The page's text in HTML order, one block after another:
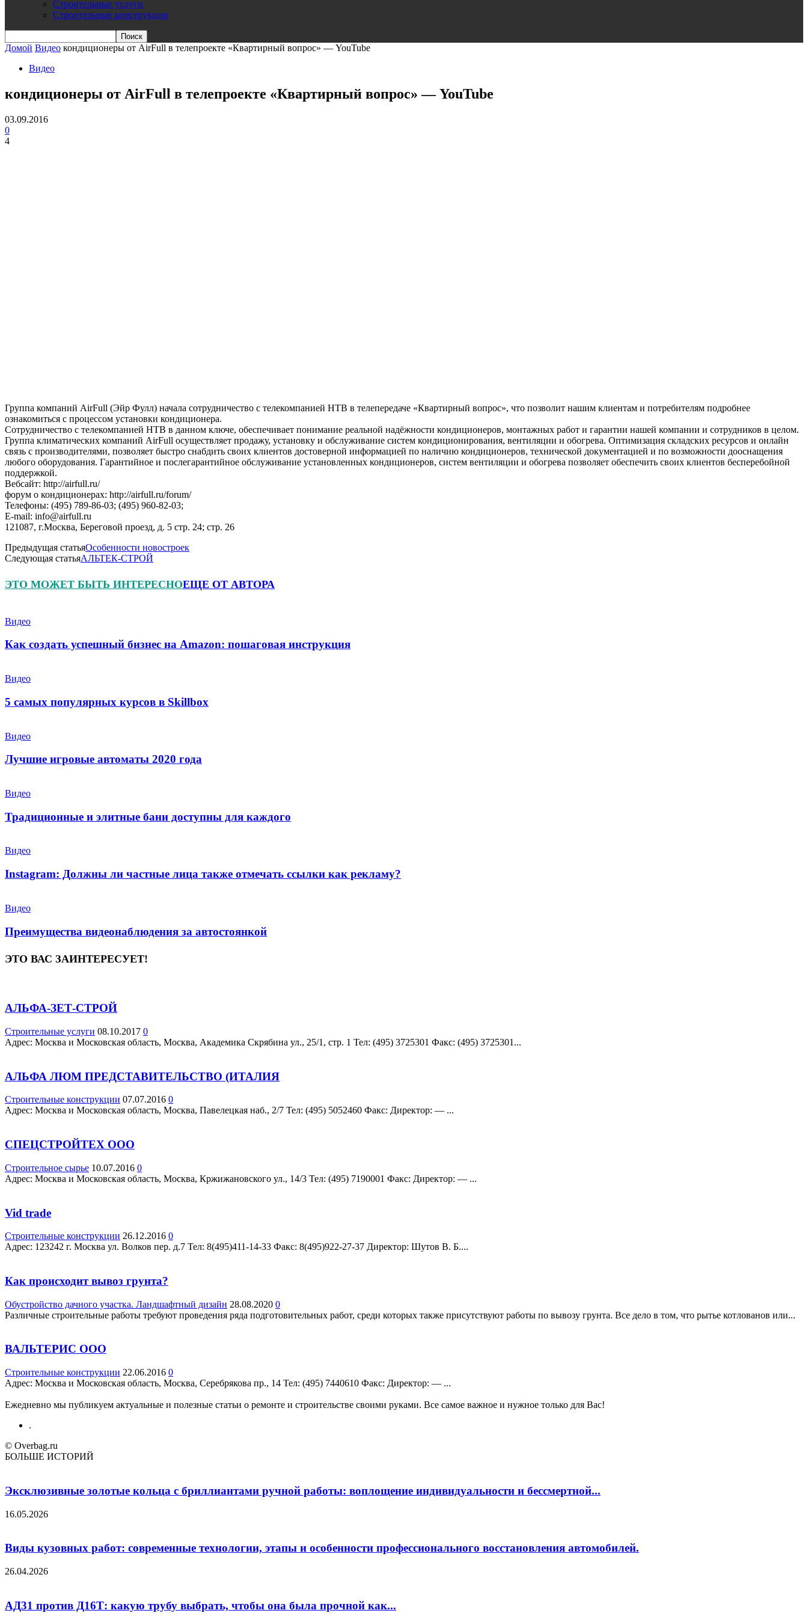
Строительные услуги
Строительные конструкции
Домой Видео кондиционеры от AirFull в телепроекте «Квартирный вопрос» — YouTube
Видео
кондиционеры от AirFull в телепроекте «Квартирный вопрос» — YouTube
03.09.2016
0
4
Группа компаний AirFull (Эйр Фулл) начала сотрудничество с телекомпанией НТВ в телепередаче «Квартирный вопрос», что позволит нашим клиентам и потребителям подробнее
ознакомиться с процессом установки кондиционера.
Сотрудничество с телекомпанией НТВ в данном ключе, обеспечивает понимание реальной надёжности кондиционеров, монтажных работ и гарантии нашей компании и сотрудников в целом.
Группа климатических компаний AirFull осуществляет продажу, установку и обслуживание систем кондиционирования, вентиляции и обогрева. Оптимизация складских ресурсов и онлайн
связь с производителями, позволяет быстро снабдить своих клиентов достоверной информацией по наличию кондиционеров, технической документацией и по возможности дооснащения
любого оборудования. Гарантийное и послегарантийное обслуживание установленных кондиционеров, систем вентиляции и обогрева позволяет обеспечить своих клиентов бесперебойной
поддержкой.
Вебсайт: http://airfull.ru/
форум о кондиционерах: http://airfull.ru/forum/
Телефоны: (495) 789-86-03; (495) 960-82-03;
E-mail: info@airfull.ru
121087, г.Москва, Береговой проезд, д. 5 стр. 24; стр. 26
Предыдущая статьяОсобенности новостроек
Следующая статьяАЛЬТЕК-СТРОЙ
ЭТО МОЖЕТ БЫТЬ ИНТЕРЕСНОЕЩЕ ОТ АВТОРА
Видео
Как создать успешный бизнес на Amazon: пошаговая инструкция
Видео
5 самых популярных курсов в Skillbox
Видео
Лучшие игровые автоматы 2020 года
Видео
Традиционные и элитные бани доступны для каждого
Видео
Instagram: Должны ли частные лица также отмечать ссылки как рекламу?
Видео
Преимущества видеонаблюдения за автостоянкой
ЭТО ВАС ЗАИНТЕРЕСУЕТ!
АЛЬФА-ЗЕТ-СТРОЙ
Строительные услуги 08.10.2017 0
Адрес: Москва и Московская область, Москва, Академика Скрябина ул., 25/1, стр. 1 Teл: (495) 3725301 Факс: (495) 3725301...
АЛЬФА ЛЮМ ПРЕДСТАВИТЕЛЬСТВО (ИТАЛИЯ
Строительные конструкции 07.07.2016 0
Адрес: Москва и Московская область, Москва, Павелецкая наб., 2/7 Teл: (495) 5052460 Факс: Директор: — ...
СПЕЦСТРОЙТЕХ ООО
Строительное сырье 10.07.2016 0
Адрес: Москва и Московская область, Москва, Кржижановского ул., 14/3 Teл: (495) 7190001 Факс: Директор: — ...
Vid trade
Строительные конструкции 26.12.2016 0
Адрес: 123242 г. Москва ул. Волков пер. д.7 Teл: 8(495)411-14-33 Факс: 8(495)922-27-37 Директор: Шутов В. Б....
Как происходит вывоз грунта?
Обустройство дачного участка. Ландшафтный дизайн 28.08.2020 0
Различные строительные работы требуют проведения ряда подготовительных работ, среди которых также присутствуют работы по вывозу грунта. Все дело в том, что рытье котлованов или...
ВАЛЬТЕРИС ООО
Строительные конструкции 22.06.2016 0
Адрес: Москва и Московская область, Москва, Серебрякова пр., 14 Teл: (495) 7440610 Факс: Директор: — ...
Ежедневно мы публикуем актуальные и полезные статьи о ремонте и строительстве своими руками. Все самое важное и нужное только для Вас!
.
© Overbag.ru
БОЛЬШЕ ИСТОРИЙ
Эксклюзивные золотые кольца с бриллиантами ручной работы: воплощение индивидуальности и бессмертной...
16.05.2026
Виды кузовных работ: современные технологии, этапы и особенности профессионального восстановления автомобилей.
26.04.2026
АД31 против Д16Т: какую трубу выбрать, чтобы она была прочной как...